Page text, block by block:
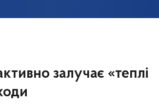
залучає «теплі